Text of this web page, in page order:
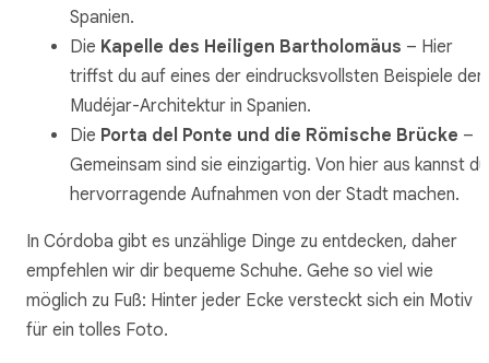
Spanien.
Die Kapelle des Heiligen Bartholomäus – Hier
triffst du auf eines der eindrucksvollsten Beispiele der
Mudéjar-Architektur in Spanien.
Die Porta del Ponte und die Römische Brücke –
Gemeinsam sind sie einzigartig. Von hier aus kannst du
hervorragende Aufnahmen von der Stadt machen.
In Córdoba gibt es unzählige Dinge zu entdecken, daher
empfehlen wir dir bequeme Schuhe. Gehe so viel wie
möglich zu Fuß: Hinter jeder Ecke versteckt sich ein Motiv
für ein tolles Foto.